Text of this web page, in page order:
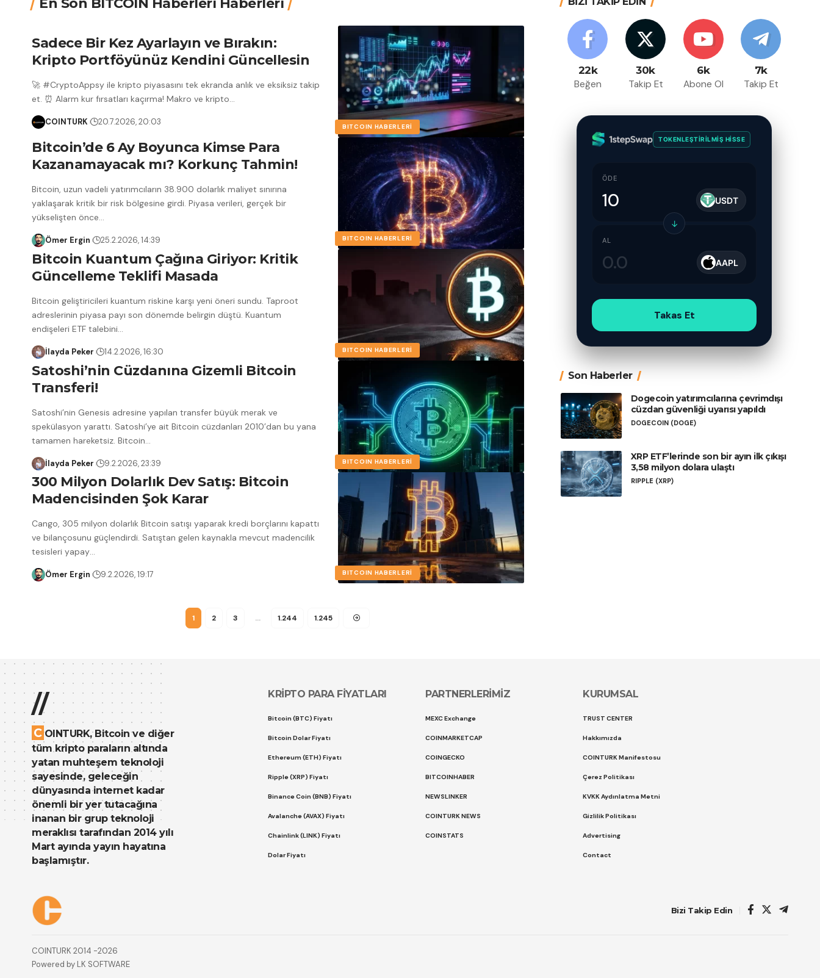
En Son BITCOIN Haberleri Haberleri
BITCOIN HABERLERI
Sadece Bir Kez Ayarlayın ve Bırakın:
Kripto Portföyünüz Kendini Güncellesin
🚀 #CryptoAppsy ile kripto piyasasını tek ekranda anlık ve eksiksiz takip
et. ⏰ Alarm kur fırsatları kaçırma! Makro ve kripto…
COINTURK 20.7.2026, 20:03
BITCOIN HABERLERI
Bitcoin’de 6 Ay Boyunca Kimse Para
Kazanamayacak mı? Korkunç Tahmin!
Bitcoin, uzun vadeli yatırımcıların 38.900 dolarlık maliyet sınırına
yaklaşarak kritik bir risk bölgesine girdi. Piyasa verileri, gerçek bir
yükselişten önce…
Ömer Ergin 25.2.2026, 14:39
BITCOIN HABERLERI
Bitcoin Kuantum Çağına Giriyor: Kritik
Güncelleme Teklifi Masada
Bitcoin geliştiricileri kuantum riskine karşı yeni öneri sundu. Taproot
adreslerinin piyasa payı son dönemde belirgin düştü. Kuantum
endişeleri ETF talebini…
İlayda Peker 14.2.2026, 16:30
BITCOIN HABERLERI
Satoshi’nin Cüzdanına Gizemli Bitcoin
Transferi!
Satoshi’nin Genesis adresine yapılan transfer büyük merak ve
spekülasyon yarattı. Satoshi’ye ait Bitcoin cüzdanları 2010’dan bu yana
tamamen hareketsiz. Bitcoin…
İlayda Peker 9.2.2026, 23:39
BITCOIN HABERLERI
300 Milyon Dolarlık Dev Satış: Bitcoin
Madencisinden Şok Karar
Cango, 305 milyon dolarlık Bitcoin satışı yaparak kredi borçlarını kapattı
ve bilançosunu güçlendirdi. Satıştan gelen kaynakla mevcut madencilik
tesisleri yapay…
Ömer Ergin 9.2.2026, 19:17
1 2 3 … 1.244 1.245
22k
Beğen
30k
Takip Et
6k
Abone Ol
7k
Takip Et
TOKENLEŞTIRILMIŞ HISSE
ÖDE
USDT
↓
AL
AAPL
Takas Et
Son Haberler
Dogecoin yatırımcılarına çevrimdışı
cüzdan güvenliği uyarısı yapıldı
DOGECOIN (DOGE)
XRP ETF’lerinde son bir ayın ilk çıkışı
3,58 milyon dolara ulaştı
RIPPLE (XRP)
//
C OINTURK, Bitcoin ve diğer
tüm kripto paraların altında
yatan muhteşem teknoloji
sayesinde, geleceğin
dünyasında internet kadar
önemli bir yer tutacağına
inanan bir grup teknoloji
meraklısı tarafından 2014 yılı
Mart ayında yayın hayatına
başlamıştır.
KRİPTO PARA FİYATLARI
Bitcoin (BTC) Fiyatı
Bitcoin Dolar Fiyatı
Ethereum (ETH) Fiyatı
Ripple (XRP) Fiyatı
Binance Coin (BNB) Fiyatı
Avalanche (AVAX) Fiyatı
Chainlink (LINK) Fiyatı
Dolar Fiyatı
PARTNERLERİMİZ
MEXC Exchange
COINMARKETCAP
COINGECKO
BITCOINHABER
NEWSLINKER
COINTURK NEWS
COINSTATS
KURUMSAL
TRUST CENTER
Hakkımızda
COINTURK Manifestosu
Çerez Politikası
KVKK Aydınlatma Metni
Gizlilik Politikası
Advertising
Contact
Bizi Takip Edin
COINTURK 2014 -2026
Powered by LK SOFTWARE
Çerez Politikası